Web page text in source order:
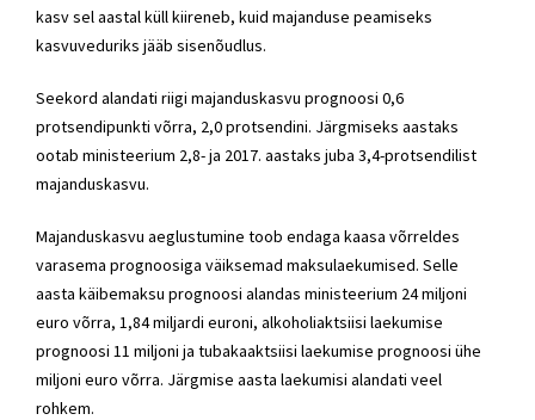
kasv sel aastal küll kiireneb, kuid majanduse peamiseks
kasvuveduriks jääb sisenõudlus.
Seekord alandati riigi majanduskasvu prognoosi 0,6
protsendipunkti võrra, 2,0 protsendini. Järgmiseks aastaks
ootab ministeerium 2,8- ja 2017. aastaks juba 3,4-protsendilist
majanduskasvu.
Majanduskasvu aeglustumine toob endaga kaasa võrreldes
varasema prognoosiga väiksemad maksulaekumised. Selle
aasta käibemaksu prognoosi alandas ministeerium 24 miljoni
euro võrra, 1,84 miljardi euroni, alkoholiaktsiisi laekumise
prognoosi 11 miljoni ja tubakaaktsiisi laekumise prognoosi ühe
miljoni euro võrra. Järgmise aasta laekumisi alandati veel
rohkem.